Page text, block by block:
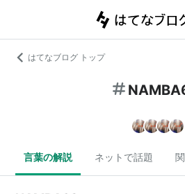
はてなブログ トップ
言葉の解説 ネットで話題